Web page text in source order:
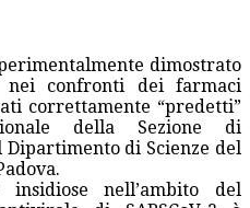
dimostrato
confronti dei farmaci
correttamente “predetti”
della Sezione di
di Scienze del
nell’ambito del